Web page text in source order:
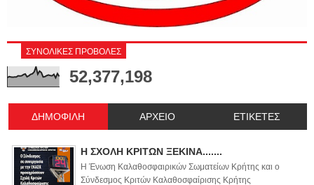
ΣΥΝΟΛΙΚΕΣ ΠΡΟΒΟΛΕΣ
52,377,198
ΔΗΜΟΦΙΛΗ ΑΡΧΕΙΟ ΕΤΙΚΕΤΕΣ
Η ΣΧΟΛΗ ΚΡΙΤΩΝ ΞΕΚΙΝΑ.......
Η Ένωση Καλαθοσφαιρικών Σωματείων Κρήτης και ο
Σύνδεσμος Κριτών Καλαθοσφαίρισης Κρήτης